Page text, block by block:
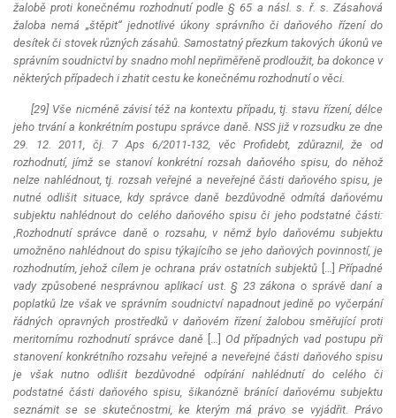
žalobě proti konečnému rozhodnutí podle § 65 a násl. s. ř. s. Zásahová
žaloba nemá „štěpit“ jednotlivé úkony správního či daňového řízení do
desítek či stovek různých zásahů. Samostatný přezkum takových úkonů ve
správním soudnictví by snadno mohl nepřiměřeně prodloužit, ba dokonce v
některých případech i zhatit cestu ke konečnému rozhodnutí o věci.
[29] Vše nicméně závisí též na kontextu případu, tj. stavu řízení, délce
jeho trvání a konkrétním postupu správce daně. NSS již v rozsudku ze dne
29. 12. 2011, čj. 7 Aps 6/2011-132, věc Profidebt, zdůraznil, že od
rozhodnutí, jímž se stanoví konkrétní rozsah daňového spisu, do něhož
nelze nahlédnout, tj. rozsah veřejné a neveřejné části daňového spisu, je
nutné odlišit situace, kdy správce daně bezdůvodně odmítá daňovému
subjektu nahlédnout do celého daňového spisu či jeho podstatné části:
‚Rozhodnutí správce daně o rozsahu, v němž bylo daňovému subjektu
umožněno nahlédnout do spisu týkajícího se jeho daňových povinností, je
rozhodnutím, jehož cílem je ochrana práv ostatních subjektů […]Případné
vady způsobené nesprávnou aplikací ust. § 23 zákona o správě daní a
poplatků lze však ve správním soudnictví napadnout jedině po vyčerpání
řádných opravných prostředků v daňovém řízení žalobou směřující proti
meritornímu rozhodnutí správce daně […] Od případných vad postupu při
stanovení konkrétního rozsahu veřejné a neveřejné části daňového spisu
je však nutno odlišit bezdůvodné odpírání nahlédnutí do celého či
podstatné části daňového spisu, šikanózně bránící daňovému subjektu
seznámit se se skutečnostmi, ke kterým má právo se vyjádřit. Právo